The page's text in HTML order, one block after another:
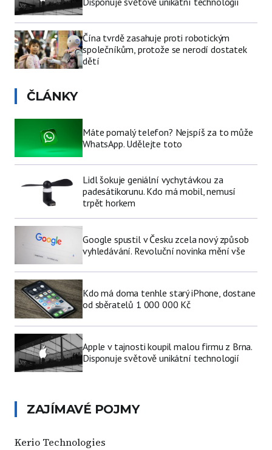
Čína tvrdě zasahuje proti robotickým
společníkům, protože se nerodí dostatek
dětí
ČLÁNKY
Máte pomalý telefon? Nejspíš za to může
WhatsApp. Udělejte toto
Lidl šokuje geniální vychytávkou za
padesátikorunu. Kdo má mobil, nemusí
trpět horkem
Google spustil v Česku zcela nový způsob
vyhledávání. Revoluční novinka mění vše
Kdo má doma tenhle starý iPhone, dostane
od sběratelů 1 000 000 Kč
Apple v tajnosti koupil malou firmu z Brna.
Disponuje světově unikátní technologií
ZAJÍMAVÉ POJMY
Kerio Technologies